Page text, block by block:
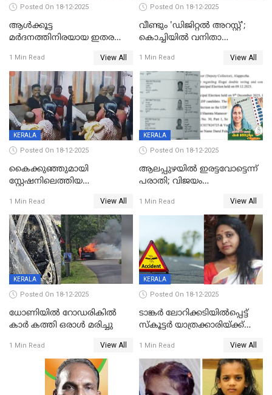
Posted On 18-12-2025
ആൾക്കൂട്ട
മർദനത്തിനിരയായ ഇതര
നടുക്കുന്ന സംഭവം
വാളയാറിൽ
1 Min Read View All
Posted On 18-12-2025
വീണ്ടും 'ഡിജിറ്റല്‍ അറസ്റ്റ്';
കൊച്ചിയില്‍ വനിതാ
കോടി രൂപ
1 Min Read View All
KERALA
Posted On 18-12-2025
കൈക്കുഞ്ഞുമായി
സ്റ്റേഷനിലെത്തിയ
കരണത്തടിച്ചു; CC ടിവി
ദൃശ്യങ്ങൾ പുറത്ത്
1 Min Read View All
KERALA
Posted On 18-12-2025
ആലപ്പുഴയിൽ ഇരട്ടവോട്ടെന്ന്
പരാതി; വിജയം
വാർഡിലെ എൽഡിഎഫ്
സ്ഥാനാർത്ഥി
1 Min Read View All
KERALA
Posted On 18-12-2025
ധോണിയിൽ റോഡരികിൽ
കാർ കത്തി ഒരാൾ മരിച്ചു
1 Min Read View All
KERALA
Posted On 18-12-2025
ടാങ്കർ ലോറിക്കടിയിൽപ്പെട്ട്
സ്കൂട്ടർ യാത്രക്കാരിയ്ക്ക്
കണ്ടോത്ത് ദേശീയ പാതയിൽ
1 Min Read View All